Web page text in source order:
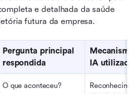
e detalhada da saúde
futura da empresa.
Pergunta principal
respondida
IA utilizado
O que aconteceu?